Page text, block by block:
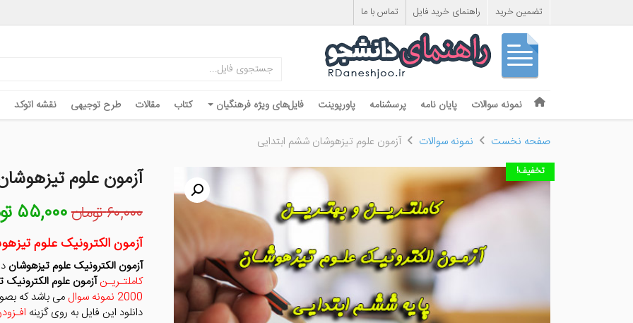
تضمین خرید راهنمای خرید فایل تماس با ما
Menu
Skip to content
نمونه سوالات پایان نامه پرسشنامه پاورپوینت فایل‌های ویژه فرهنگیان کتاب مقالات طرح توجیهی نقشه اتوکد
صفحه نخست نمونه سوالات آزمون علوم تیزهوشان ششم ابتدایی
تخفیف! آزمون علوم
۶۰,۰۰۰تومانقیمت
اصلی
۶۰,۰۰۰
بود.
۵۵,۰۰۰
آزمون الکترونیک علوم
آزمون الکترونیک علوم تیزهوشان
کاملتـریـن آزمون علوم
2000 نمونه سوال
می باشد که
دانلود این فایل به روی گزینه